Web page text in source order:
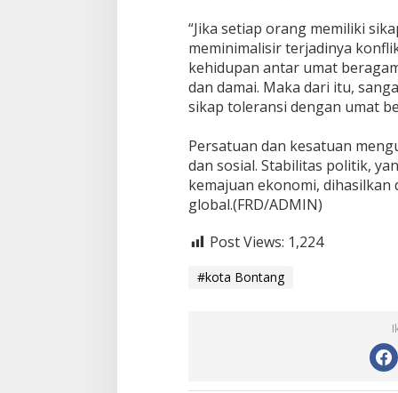
“Jika setiap orang memiliki
meminimalisir terjadinya
kehidupan antar umat
dan damai. Maka dari itu,
sikap toleransi dengan umat
Persatuan dan kesatuan
dan sosial. Stabilitas politik,
kemajuan ekonomi,
global.(FRD/ADMIN)
Post Views: 1,224
#kota Bontang